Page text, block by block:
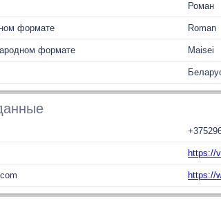
Роман
формате Roman
формате Maisei
https://
https://